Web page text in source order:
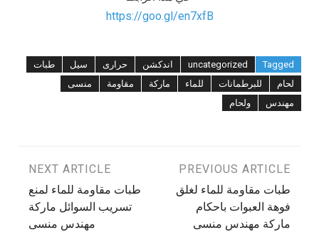
https://goo.gl/en7xfB
Tagged
uncategorized اندكشن حرارى سيل
طبات
لحام
للبرطمانات للماء ماركة مقاومة
منسى
مهندس
ولحام
تصفّح
المقالات
PREVIOUS ARTICLE
طبات مقاومة للماء لغلق
فوهة العبوات باحكام
ماركة مهندس منسى
NEXT ARTICLE
طبات مقاومة للماء لمنع
تسريب السوائل ماركة
مهندس منسى